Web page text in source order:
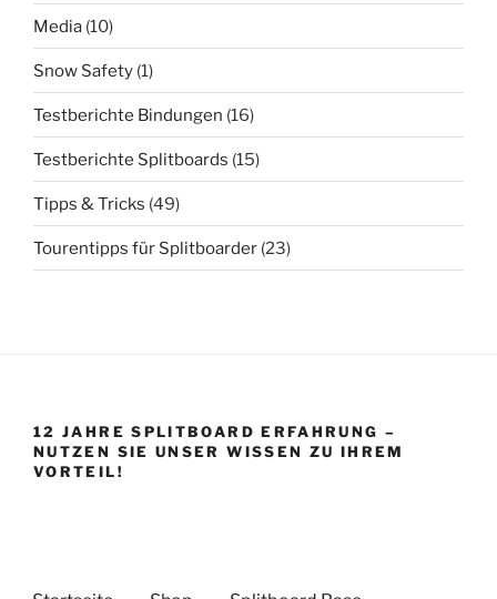
Media (10)
Snow Safety (1)
Testberichte Bindungen (16)
Testberichte Splitboards (15)
Tipps & Tricks (49)
Tourentipps für Splitboarder (23)
12 JAHRE SPLITBOARD ERFAHRUNG –
NUTZEN SIE UNSER WISSEN ZU IHREM
VORTEIL!